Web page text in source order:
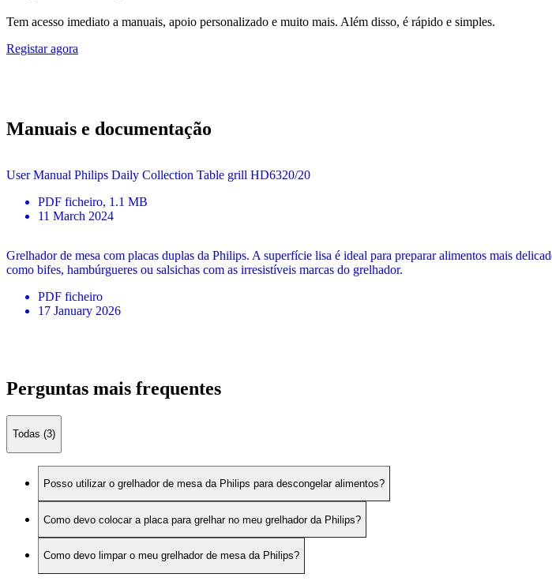
Tem acesso imediato a manuais, apoio personalizado e muito mais. Além disso, é rápido e simples.
Registar agora
Manuais e documentação
User Manual Philips Daily Collection Table grill HD6320/20
PDF ficheiro, 1.1 MB
11 March 2024
Grelhador de mesa com placas duplas da Philips. A superfície lisa é ideal para preparar alimentos mais
como bifes, hambúrgueres ou salsichas com as irresistíveis marcas do grelhador.
PDF ficheiro
17 January 2026
Perguntas mais frequentes
Todas (3)
Posso utilizar o grelhador de mesa da Philips para descongelar alimentos?
Como devo colocar a placa para grelhar no meu grelhador da Philips?
Como devo limpar o meu grelhador de mesa da Philips?